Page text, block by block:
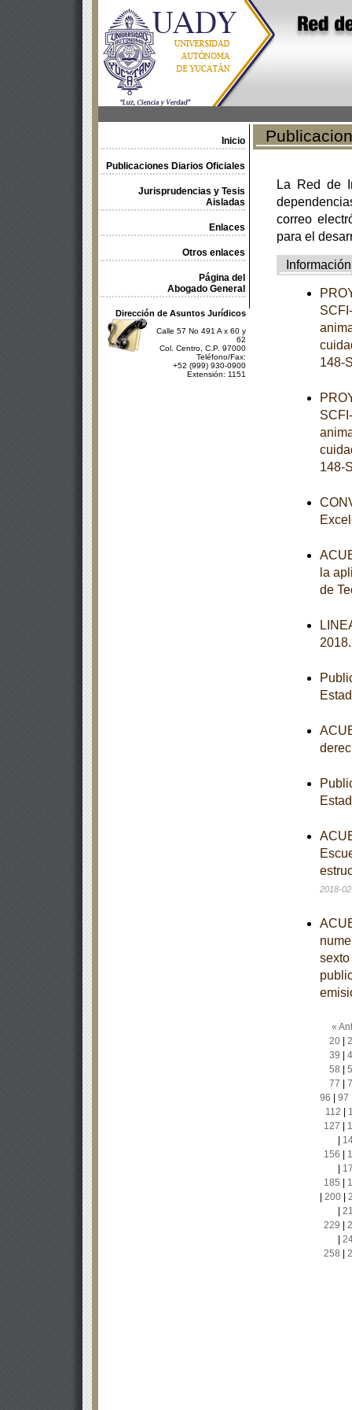
Inicio
Publicaciones Diarios Oficiales
Jurisprudencias y Tesis
Aisladas
Enlaces
Otros enlaces
Página del
Abogado General
Dirección de Asuntos Jurídicos
Calle 57 No 491 A x 60 y
62
Col. Centro, C.P. 97000
Teléfono/Fax:
+52 (999) 930-0900
Extensión: 1151
La Red de
correo
para el
Información
148-
148-
la
de
2018-
«
20|
39
58
77
96
97
112
127
156
185
200|
229
258